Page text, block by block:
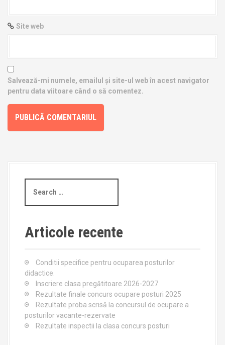
Site web
Salvează-mi numele, emailul și site-ul web în acest navigator
pentru data viitoare când o să comentez.
a
c
h
:
Articole recente
Conditii specifice pentru ocuparea posturilor
didactice.
Inscriere clasa pregătitoare 2026-2027
Rezultate finale concurs ocupare posturi 2025
Rezultate proba scrisă la concursul de ocupare a
posturilor vacante-rezervate
Rezultate inspectii la clasa concurs posturi